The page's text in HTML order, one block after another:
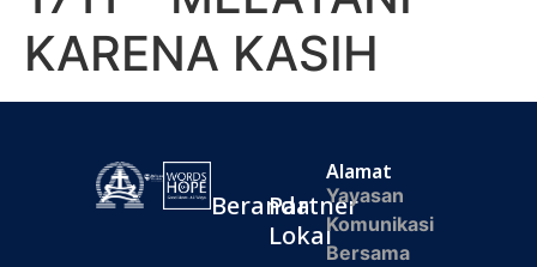
KARENA KASIH
BerandaPartner
Lokal
Alamat
Yayasan
Komunikasi
Bersama